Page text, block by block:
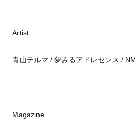
Artist
青山テルマ / 夢みるアドレセンス /
Magazine